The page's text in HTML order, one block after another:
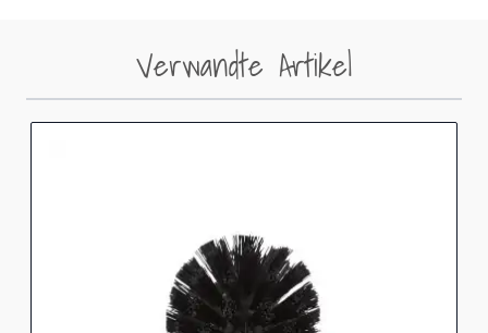
Verwandte Artikel